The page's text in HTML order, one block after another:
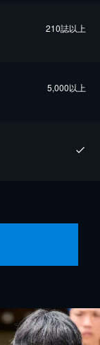
210誌以上
5,000以上